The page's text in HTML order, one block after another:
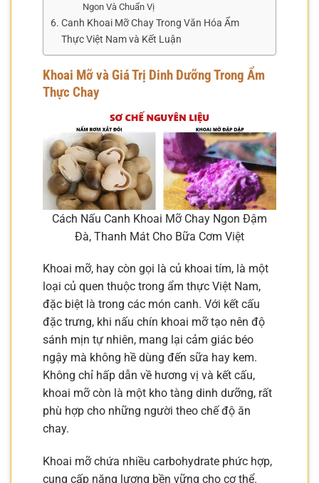
Ngon Và Chuẩn Vị
Canh Khoai Mỡ Chay Trong Văn Hóa Ẩm
Thực Việt Nam và Kết Luận
Khoai Mỡ và Giá Trị Dinh Dưỡng Trong Ẩm
Thực Chay
Cách Nấu Canh Khoai Mỡ Chay Ngon Đậm
Đà, Thanh Mát Cho Bữa Cơm Việt
Khoai mỡ, hay còn gọi là củ khoai tím, là một
loại củ quen thuộc trong ẩm thực Việt Nam,
đặc biệt là trong các món canh. Với kết cấu
đặc trưng, khi nấu chín khoai mỡ tạo nên độ
sánh mịn tự nhiên, mang lại cảm giác béo
ngậy mà không hề dùng đến sữa hay kem.
Không chỉ hấp dẫn về hương vị và kết cấu,
khoai mỡ còn là một kho tàng dinh dưỡng, rất
phù hợp cho những người theo chế độ ăn
chay.
Khoai mỡ chứa nhiều carbohydrate phức hợp,
cung cấp năng lượng bền vững cho cơ thể.